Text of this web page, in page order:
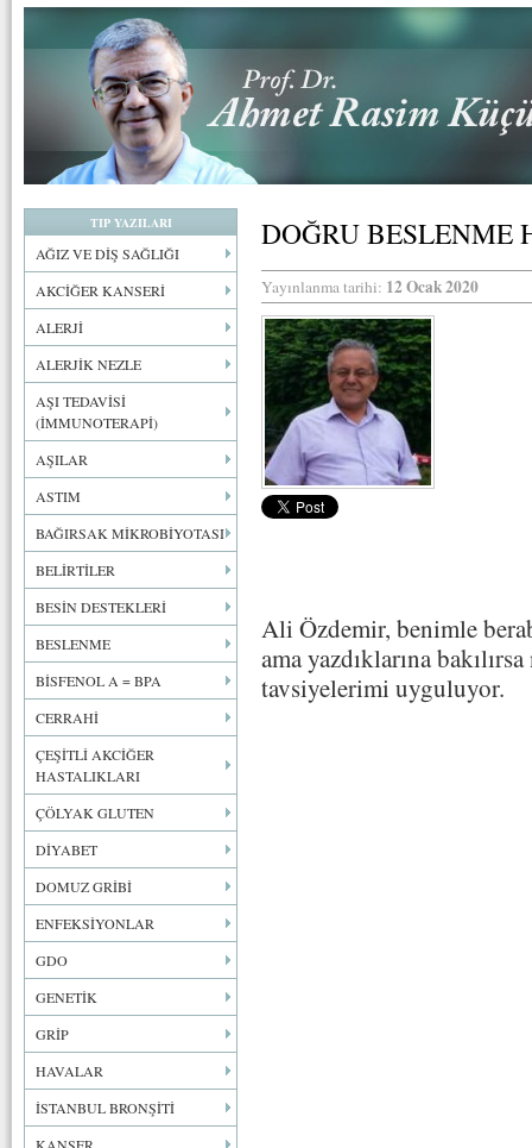
TIP YAZILARI
AĞIZ VE DİŞ SAĞLIĞI
AKCİĞER KANSERİ
ALERJİ
ALERJİK NEZLE
AŞI TEDAVİSİ
(İMMUNOTERAPİ)
AŞILAR
ASTIM
BAĞIRSAK MİKROBİYOTASI
BELİRTİLER
BESİN DESTEKLERİ
BESLENME
BİSFENOL A = BPA
CERRAHİ
ÇEŞİTLİ AKCİĞER
HASTALIKLARI
ÇÖLYAK GLUTEN
DİYABET
DOMUZ GRİBİ
ENFEKSİYONLAR
GDO
GENETİK
GRİP
HAVALAR
İSTANBUL BRONŞİTİ
DOĞRU BESLENME
Yayınlanma tarihi: 12 Ocak 2020
Ali Özdemir, benimle
ama yazdıklarına
tavsiyelerimi uyguluyor.